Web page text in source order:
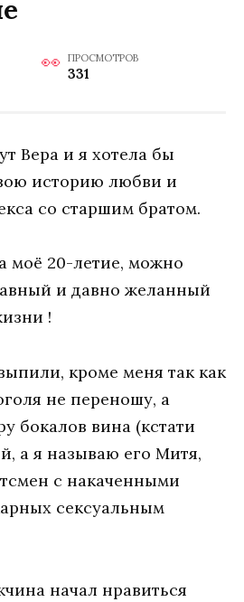
ПРОСМОТРОВ
331
Вера и я хотела бы
историю любви и
со старшим братом.
моё 20-летие, можно
и давно желанный
!
кроме меня так как
не переношу, а
бокалов вина (кстати
а я называю его Митя,
с накаченными
сексуальным
начал нравиться